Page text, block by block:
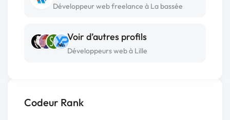
Codeur Rank
Développeur web freelance à La bassée
Voir d’autres profils
Développeurs web à Lille